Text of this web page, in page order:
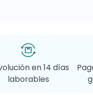
en 14 días
laborables